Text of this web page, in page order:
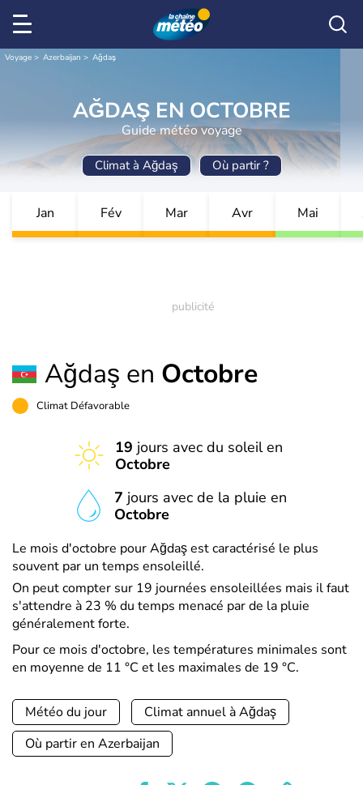
Voyage Azerbaijan Ağdaş
AĞDAŞ EN OCTOBRE
Guide météo voyage
Climat à Ağdaş Où partir ?
Jan Fév Mar Avr Mai
Ağdaş en Octobre
Climat Défavorable
19 jours avec du soleil en
Octobre
7 jours avec de la pluie en
Octobre
Le mois d'octobre pour Ağdaş est caractérisé le plus
souvent par un temps ensoleillé.
On peut compter sur 19 journées ensoleillées mais il faut
s'attendre à 23 % du temps menacé par de la pluie
généralement forte.
Pour ce mois d'octobre, les températures minimales sont
en moyenne de 11 °C et les maximales de 19 °C.
Météo du jour
Climat annuel à Ağdaş
Où partir en Azerbaijan